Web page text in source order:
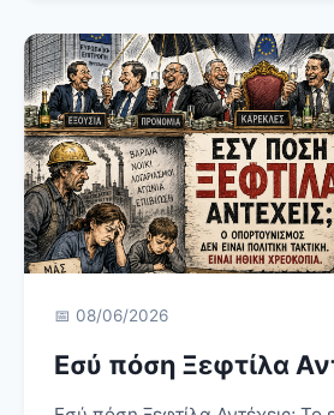
📅 08/06/2026
Εσύ πόση Ξεφτίλα